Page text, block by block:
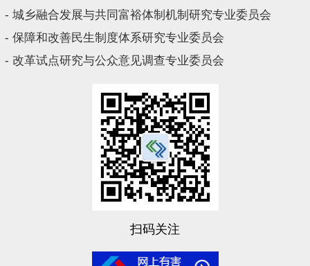
- 城乡融合发展与共同富裕体制机制研究专业委员会
- 保障和改善民生制度体系研究专业委员会
- 改革试点研究与公众意见调查专业委员会
扫码关注